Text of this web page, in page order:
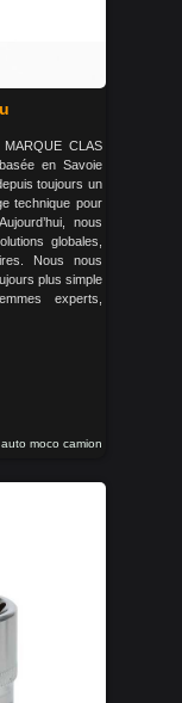
CLAS
en Savoie
toujours un
technique pour
nous
globales,
Nous nous
plus simple
experts,
moco camion